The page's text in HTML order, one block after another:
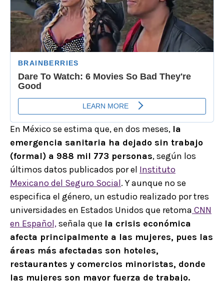
En México se estima que, en dos meses, la
emergencia sanitaria ha dejado sin trabajo
(formal) a 988 mil 773 personas, según los
últimos datos publicados por el Instituto
Mexicano del Seguro Social. Y aunque no se
especifica el género, un estudio realizado por tres
universidades en Estados Unidos que retoma CNN
en Español,señala que la crisis económica
afecta principalmente a las mujeres, pues las
áreas más afectadas son hoteles,
restaurantes y comercios minoristas, donde
las mujeres son mayor fuerza de trabajo.